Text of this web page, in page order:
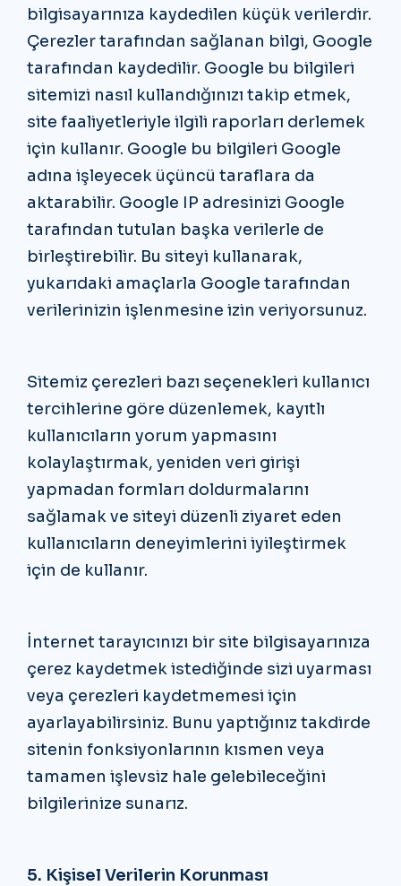
bilgisayarınıza kaydedilen küçük verilerdir.
Çerezler tarafından sağlanan bilgi, Google
tarafından kaydedilir. Google bu bilgileri
sitemizi nasıl kullandığınızı takip etmek,
site faaliyetleriyle ilgili raporları derlemek
için kullanır. Google bu bilgileri Google
adına işleyecek üçüncü taraflara da
aktarabilir. Google IP adresinizi Google
tarafından tutulan başka verilerle de
birleştirebilir. Bu siteyi kullanarak,
yukarıdaki amaçlarla Google tarafından
verilerinizin işlenmesine izin veriyorsunuz.
Sitemiz çerezleri bazı seçenekleri kullanıcı
tercihlerine göre düzenlemek, kayıtlı
kullanıcıların yorum yapmasını
kolaylaştırmak, yeniden veri girişi
yapmadan formları doldurmalarını
sağlamak ve siteyi düzenli ziyaret eden
kullanıcıların deneyimlerini iyileştirmek
için de kullanır.
İnternet tarayıcınızı bir site bilgisayarınıza
çerez kaydetmek istediğinde sizi uyarması
veya çerezleri kaydetmemesi için
ayarlayabilirsiniz. Bunu yaptığınız takdirde
sitenin fonksiyonlarının kısmen veya
tamamen işlevsiz hale gelebileceğini
bilgilerinize sunarız.
5. Kişisel Verilerin Korunması